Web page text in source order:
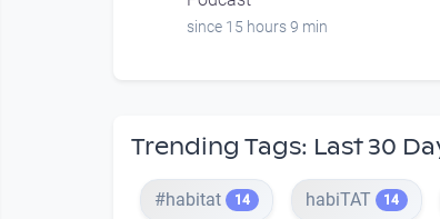
since 15 hours 9 min
Trending Tags: Last 30
#habitat 14 habiTAT 14